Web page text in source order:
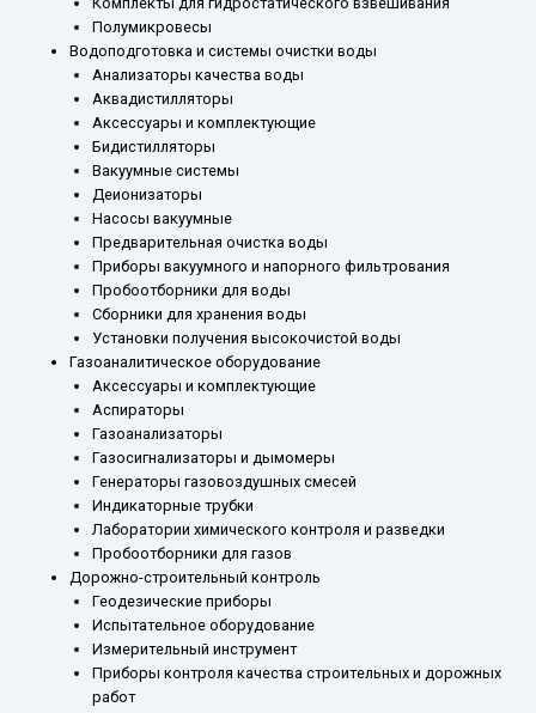
Полумикровесы
Водоподготовка и системы очистки воды
Анализаторы качества воды
Аквадистилляторы
Аксессуары и комплектующие
Бидистилляторы
Вакуумные системы
Деионизаторы
Насосы вакуумные
Предварительная очистка воды
Приборы вакуумного и напорного фильтрования
Пробоотборники для воды
Сборники для хранения воды
Установки получения высокочистой воды
Газоаналитическое оборудование
Аксессуары и комплектующие
Аспираторы
Газоанализаторы
Газосигнализаторы и дымомеры
Генераторы газовоздушных смесей
Индикаторные трубки
Лаборатории химического контроля и разведки
Пробоотборники для газов
Дорожно-строительный контроль
Геодезические приборы
Испытательное оборудование
Измерительный инструмент
Приборы контроля качества строительных и дорожных
работ